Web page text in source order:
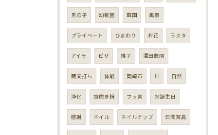
男の子 幼稚園 韓国 風景
プライベート ひまわり お花 ラスタ
アイラ ピザ 親子 澤田農園
蕎麦打ち 体験 岡崎市 川 自然
浄化 歯磨き粉 フッ素 お誕生日
感謝 ネイル ネイルチップ 日間賀島